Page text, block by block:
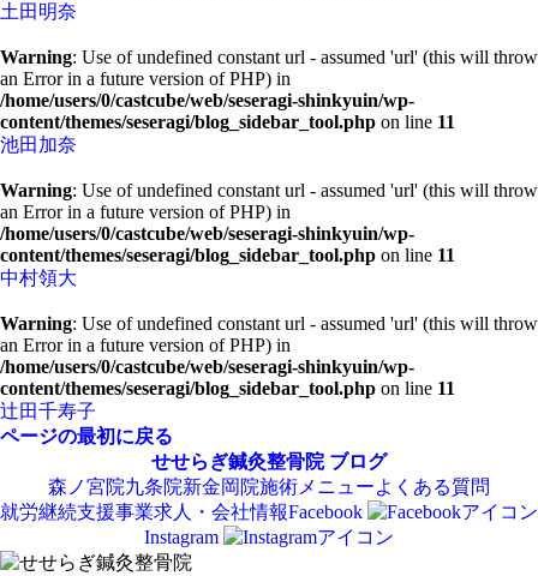
土田明奈
Warning: Use of undefined constant url - assumed 'url' (this will throw
an Error in a future version of PHP) in
/home/users/0/castcube/web/seseragi-shinkyuin/wp-
content/themes/seseragi/blog_sidebar_tool.php on line 11
池田加奈
Warning: Use of undefined constant url - assumed 'url' (this will throw
an Error in a future version of PHP) in
/home/users/0/castcube/web/seseragi-shinkyuin/wp-
content/themes/seseragi/blog_sidebar_tool.php on line 11
中村領大
Warning: Use of undefined constant url - assumed 'url' (this will throw
an Error in a future version of PHP) in
/home/users/0/castcube/web/seseragi-shinkyuin/wp-
content/themes/seseragi/blog_sidebar_tool.php on line 11
辻田千寿子
ページの最初に戻る
せせらぎ鍼灸整骨院 ブログ
森ノ宮院九条院新金岡院施術メニューよくある質問
就労継続支援事業求人・会社情報Facebook
Instagram